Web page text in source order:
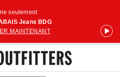
seulement
Jeans BDG
MAINTENANT